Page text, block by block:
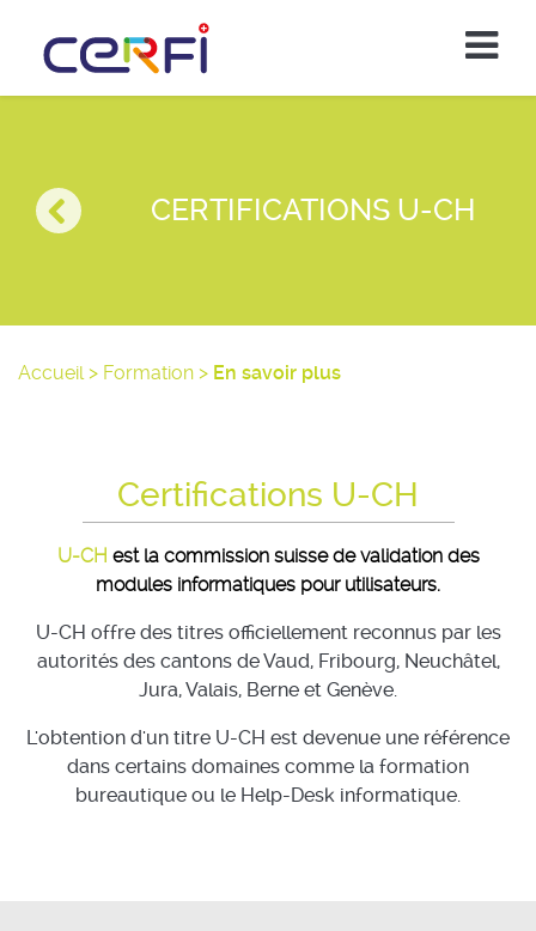
CERTIFICATIONS U-CH
Accueil> Formation > En savoir plus
Certifications U-CH
U-CH est la commission suisse de validation des
modules informatiques pour utilisateurs.
U-CH offre des titres officiellement reconnus par les
autorités des cantons de Vaud, Fribourg, Neuchâtel,
Jura, Valais, Berne et Genève.
L'obtention d'un titre U-CH est devenue une référence
dans certains domaines comme la formation
bureautique ou le Help-Desk informatique.